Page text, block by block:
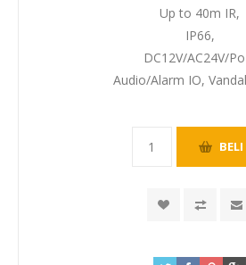
Up to 40m IR,
IP66,
DC12V/AC24V/
Audio/Alarm IO,